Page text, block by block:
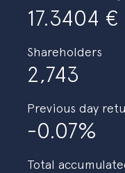
17.3404
Shareholders
2,743
Previous day
-0.07%
Total